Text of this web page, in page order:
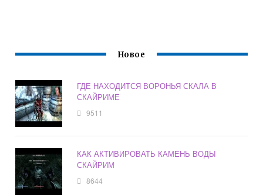
Новое
ГДЕ НАХОДИТСЯ ВОРОНЬЯ СКАЛА В
СКАЙРИМЕ
9511
КАК АКТИВИРОВАТЬ КАМЕНЬ ВОДЫ
СКАЙРИМ
8644